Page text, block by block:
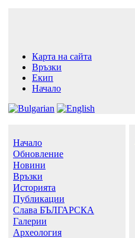
Карта на сайта
Връзки
Екип
Начало
Начало
Обновление
Новини
Връзки
Историята
Публикации
Слава БЪЛГАРСКА
Галерии
Археология